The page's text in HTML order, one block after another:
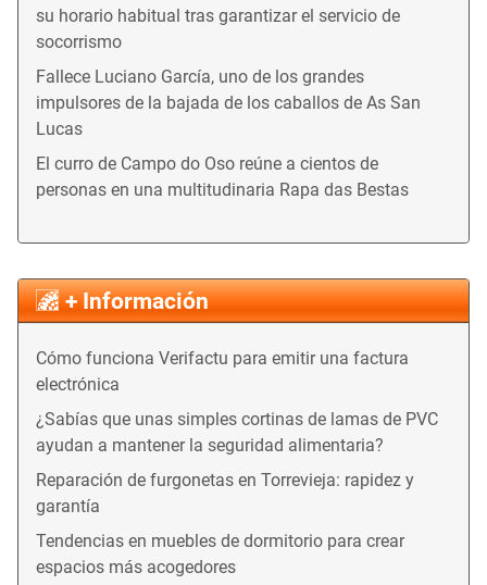
su horario habitual tras garantizar el servicio de
socorrismo
Fallece Luciano García, uno de los grandes
impulsores de la bajada de los caballos de As San
Lucas
El curro de Campo do Oso reúne a cientos de
personas en una multitudinaria Rapa das Bestas
+ Información
Cómo funciona Verifactu para emitir una factura
electrónica
¿Sabías que unas simples cortinas de lamas de PVC
ayudan a mantener la seguridad alimentaria?
Reparación de furgonetas en Torrevieja: rapidez y
garantía
Tendencias en muebles de dormitorio para crear
espacios más acogedores